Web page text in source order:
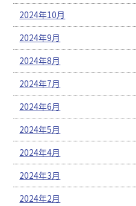
2024年10月
2024年9月
2024年8月
2024年7月
2024年6月
2024年5月
2024年4月
2024年3月
2024年2月